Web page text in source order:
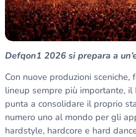
Defqon1 2026 si prepara a
Con nuove produzioni sceniche,
lineup sempre più importante,
punta a consolidare il proprio
numero uno al mondo per gli
hardstyle, hardcore e hard